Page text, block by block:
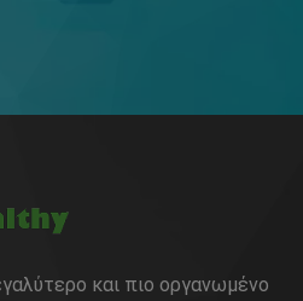
και πιο οργανωμένο